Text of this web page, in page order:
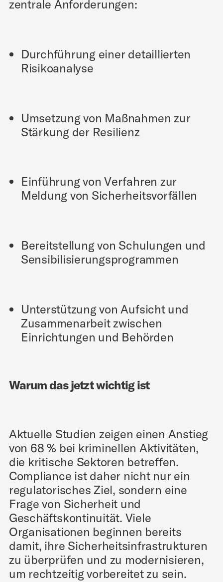
zentrale Anforderungen:
Durchführung einer detaillierten
Risikoanalyse
Umsetzung von Maßnahmen zur
Stärkung der Resilienz
Einführung von Verfahren zur
Meldung von Sicherheitsvorfällen
Bereitstellung von Schulungen und
Sensibilisierungsprogrammen
Unterstützung von Aufsicht und
Zusammenarbeit zwischen
Einrichtungen und Behörden
Warum das jetzt wichtig ist
Aktuelle Studien zeigen einen Anstieg
von 68 % bei kriminellen Aktivitäten,
die kritische Sektoren betreffen.
Compliance ist daher nicht nur ein
regulatorisches Ziel, sondern eine
Frage von Sicherheit und
Geschäftskontinuität. Viele
Organisationen beginnen bereits
damit, ihre Sicherheitsinfrastrukturen
zu überprüfen und zu modernisieren,
um rechtzeitig vorbereitet zu sein.